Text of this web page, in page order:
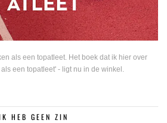
als een topatleet. Het boek dat ik hier over
een topatleet' - ligt nu in de winkel.
HEB GEEN ZIN